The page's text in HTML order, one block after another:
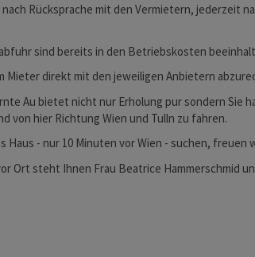
Rücksprache mit den Vermietern, jederzeit
sind bereits in den Betriebskosten
Mieter direkt mit den jeweiligen Anbietern
Au bietet nicht nur Erholung pur sondern Sie
von hier Richtung Wien und Tulln zu fahren.
Haus - nur 10 Minuten vor Wien - suchen, freuen
Ort steht Ihnen Frau Beatrice Hammerschmid